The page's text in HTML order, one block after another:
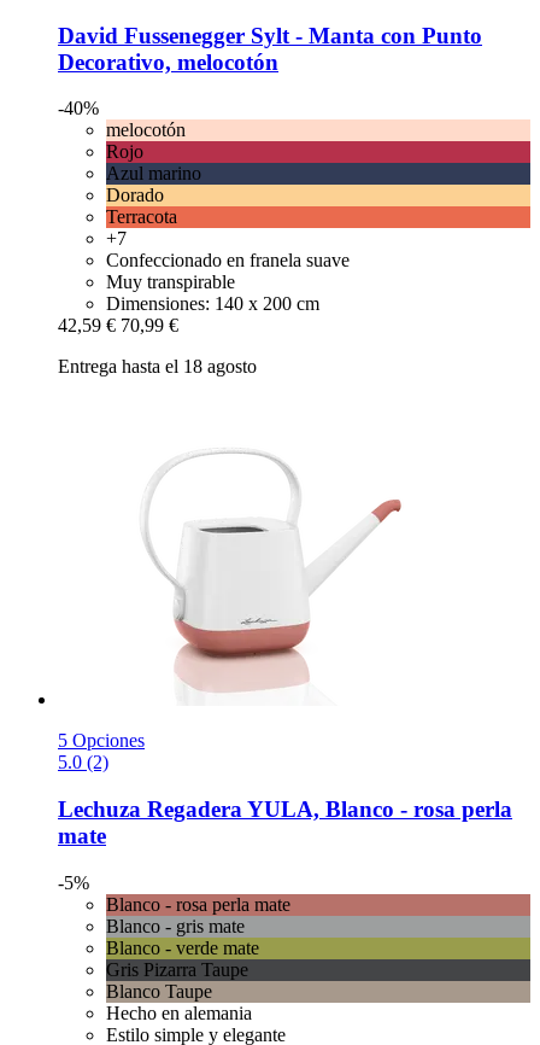
David Fussenegger Sylt -​ Manta con Punto
Decorativo, melocotón
-40%
melocotón
Rojo
Azul marino
Dorado
Terracota
+7
Confeccionado en franela suave
Muy transpirable
Dimensiones: 140 x 200 cm
42,59 € 70,99 €
Entrega hasta el 18 agosto
5 Opciones
5.0 (2)
Lechuza Regadera YULA, Blanco -​ rosa perla
mate
-5%
Blanco - rosa perla mate
Blanco - gris mate
Blanco - verde mate
Gris Pizarra Taupe
Blanco Taupe
Hecho en alemania
Estilo simple y elegante